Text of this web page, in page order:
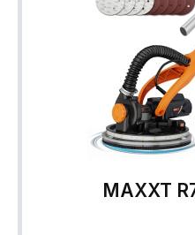
MAXXT